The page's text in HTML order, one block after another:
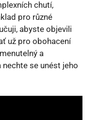
chutí,
pro různé
abyste objevili
už pro obohacení
a
nechte se unést jeho